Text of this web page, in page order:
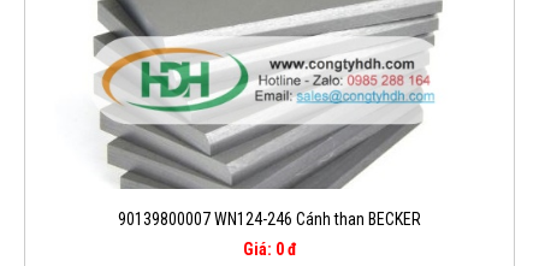
90139800007 WN124-246 Cánh than BECKER
Giá: 0 đ